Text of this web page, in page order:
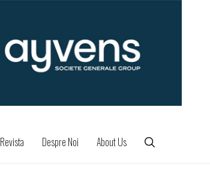
Revista Despre Noi About Us